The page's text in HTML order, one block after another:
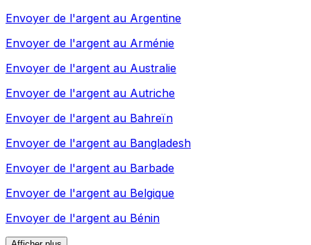
Envoyer de l'argent au Argentine
Envoyer de l'argent au Arménie
Envoyer de l'argent au Australie
Envoyer de l'argent au Autriche
Envoyer de l'argent au Bahreïn
Envoyer de l'argent au Bangladesh
Envoyer de l'argent au Barbade
Envoyer de l'argent au Belgique
Envoyer de l'argent au Bénin